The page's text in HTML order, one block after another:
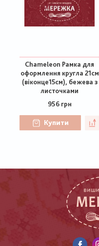
Chameleon Рамка для
оформлення кругла 21см
(віконце15см), бежева з
листочками
956 грн
Купити